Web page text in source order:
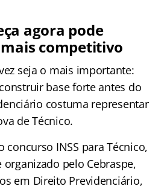
agora pode
competitivo
seja o mais importante:
base forte antes do
costuma representar
de Técnico.
INSS para Técnico,
organizado pelo Cebraspe,
em Direito Previdenciário,